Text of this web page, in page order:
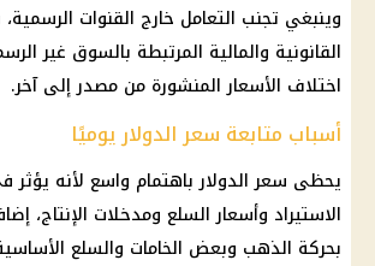
وينبغي تجنب التعامل خارج القنوات
القانونية والمالية المرتبطة بالسوق غير
اختلاف الأسعار المنشورة من مصدر إلى آخر.
أسباب متابعة سعر الدولار يوميًا
يحظى سعر الدولار باهتمام واسع لأنه يؤثر
الاستيراد وأسعار السلع ومدخلات الإنتاج،
بحركة الذهب وبعض الخامات والسلع